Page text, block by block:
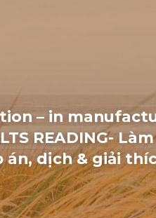
– in
READING-
dịch & giải